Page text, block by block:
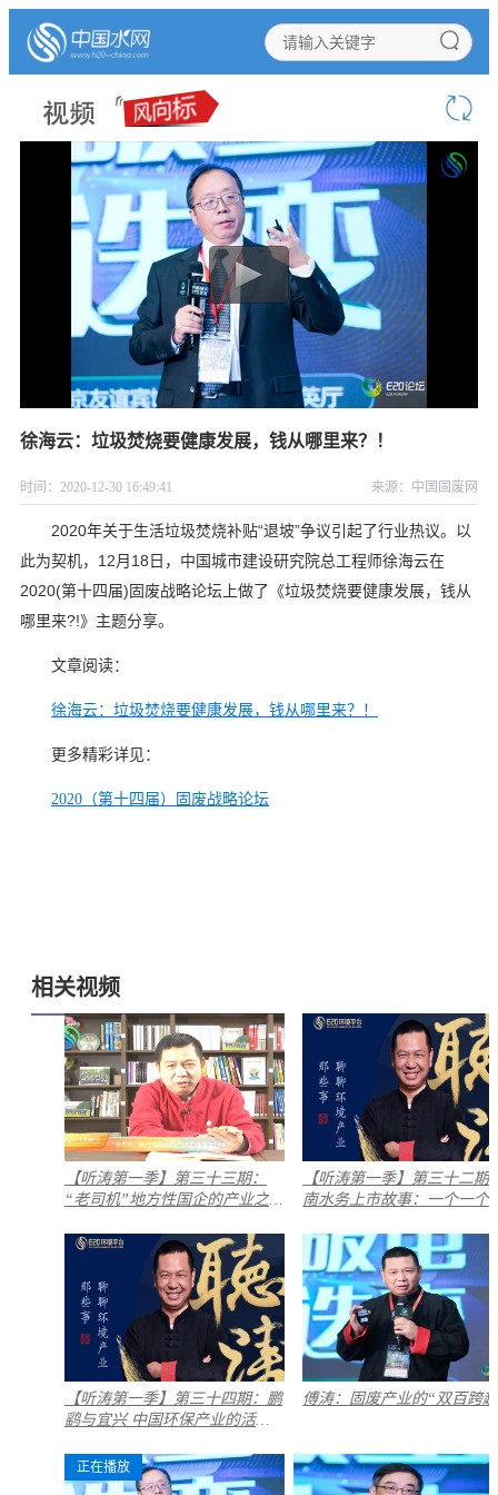
徐海云：垃圾焚烧要健康发展，钱从哪里来？！
时间：2020-12-30 16:49:41 来源：中国固废网
2020年关于生活垃圾焚烧补贴“退坡”争议引起了行业热议。以
此为契机，12月18日，中国城市建设研究院总工程师徐海云在
2020(第十四届)固废战略论坛上做了《垃圾焚烧要健康发展，钱从
哪里来?!》主题分享。
文章阅读：
徐海云：垃圾焚烧要健康发展，钱从哪里来？！
更多精彩详见：
2020（第十四届）固废战略论坛
相关视频
【听涛第一季】第三十三期：
“老司机”地方性国企的产业之
【听涛第一季】第三十二期
南水务上市故事：一个一个
【听涛第一季】第三十四期：鹏
鹞与宜兴 中国环保产业的活化
傅涛：固废产业的“双百跨
正在播放